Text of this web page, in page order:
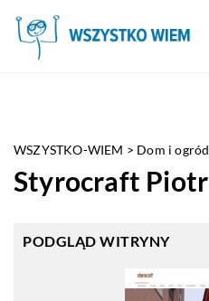
WSZYSTKO-WIEM > Dom i ogród
Styrocraft Piotr
PODGLĄD WITRYNY